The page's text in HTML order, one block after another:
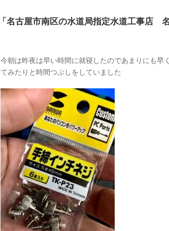
「名古屋市南区の水道局指定水道工事店
今朝は昨夜は早い時間に就寝したのであまりにも早
てみたりと時間つぶしをしていました